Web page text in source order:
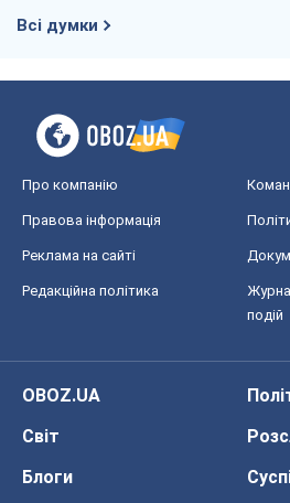
Всі думки
Про компанію
Правова інформація
Реклама на сайті
Редакційна політика
подій
OBOZ.UA
Світ
Блоги